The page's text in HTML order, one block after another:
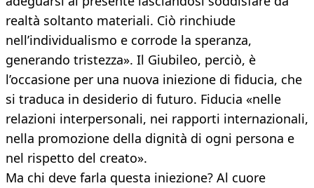
realtà soltanto materiali. Ciò rinchiude
nell’individualismo e corrode la speranza,
generando tristezza». Il Giubileo, perciò, è
l’occasione per una nuova iniezione di fiducia, che
si traduca in desiderio di futuro. Fiducia «nelle
relazioni interpersonali, nei rapporti internazionali,
nella promozione della dignità di ogni persona e
nel rispetto del creato».
Ma chi deve farla questa iniezione? Al cuore